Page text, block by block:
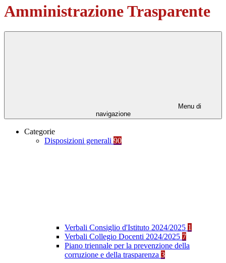
Amministrazione Trasparente
Menu di
navigazione
Categorie
Disposizioni generali 90
Verbali Consiglio d'Istituto 2024/2025 1
Verbali Collegio Docenti 2024/2025 7
Piano triennale per la prevenzione della
corruzione e della trasparenza 3